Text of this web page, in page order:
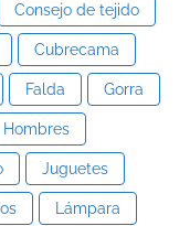
Consejo de tejido
Cubrecama
Falda Gorra
Hombres
Juguetes
Lámpara